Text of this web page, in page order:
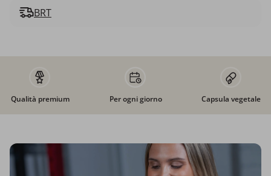
BRT
Qualità premium Per ogni giorno Capsula vegetale